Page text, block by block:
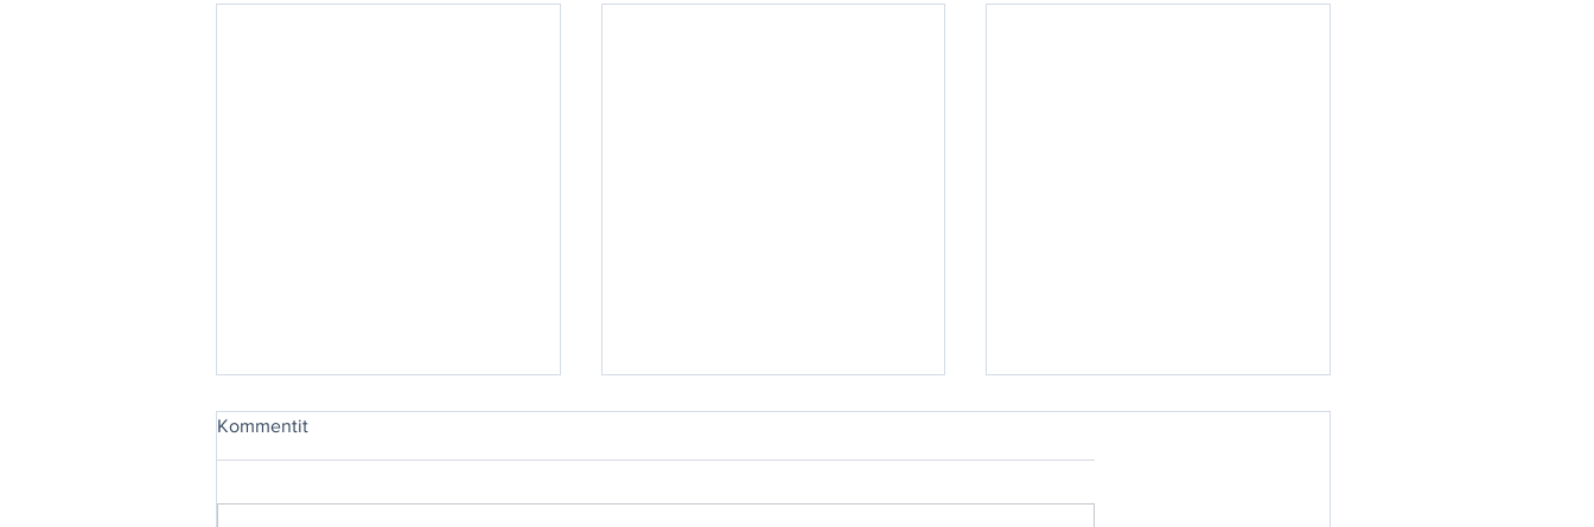
Kommentit